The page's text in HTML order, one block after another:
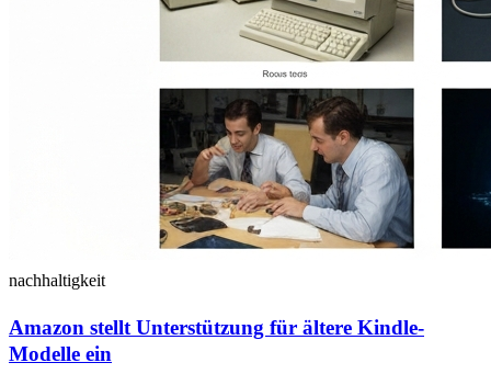
nachhaltigkeit
Amazon stellt Unterstützung für ältere Kindle-
Modelle ein